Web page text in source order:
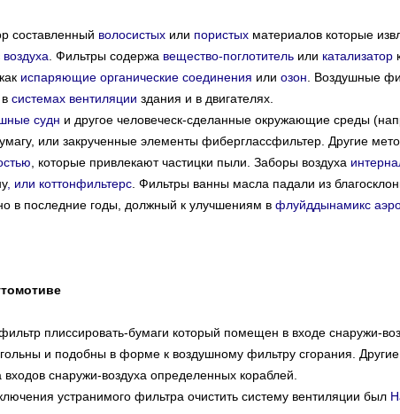
составленный волосистых или пористых материалов которые
воздуха . Фильтры содержа вещество-поглотитель или катализатор
испаряющие органические соединения или озон . Воздушные
системах вентиляции здания и в двигателях.
судн и другое человеческ-сделанные окружающие среды
или закрученные элементы фиберглассфильтер. Другие
, которые привлекают частицки пыли. Заборы воздуха
, или коттонфильтерс . Фильтры ванны масла падали из
в последние годы, должный к улучшениям в флуйддынамикс
плиссировать-бумаги который помещен в входе снаружи-
и подобны в форме к воздушному фильтру сгорания.
снаружи-воздуха определенных кораблей.
устранимого фильтра очистить систему вентиляции был